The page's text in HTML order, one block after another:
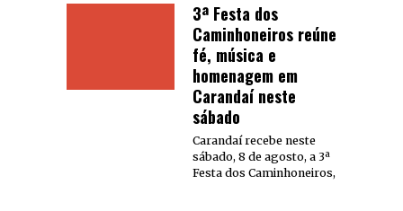
3ª Festa dos
Caminhoneiros reúne
fé, música e
homenagem em
Carandaí neste
sábado
Carandaí recebe neste
sábado, 8 de agosto, a 3ª
Festa dos Caminhoneiros,